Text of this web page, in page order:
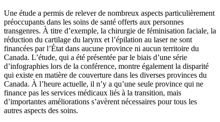
Une étude a permis de relever de nombreux aspects particulièrement
préoccupants dans les soins de santé offerts aux personnes
transgenres. À titre d’exemple, la chirurgie de féminisation faciale, la
réduction du cartilage du larynx et l’épilation au laser ne sont
financées par l’État dans aucune province ni aucun territoire du
Canada. L’étude, qui a été présentée par le biais d’une série
d’infographies lors de la conférence, montre également la disparité
qui existe en matière de couverture dans les diverses provinces du
Canada. À l’heure actuelle, il n’y a qu’une seule province qui ne
finance pas les services médicaux liés à la transition, mais
d’importantes améliorations s’avèrent nécessaires pour tous les
autres aspects des soins.